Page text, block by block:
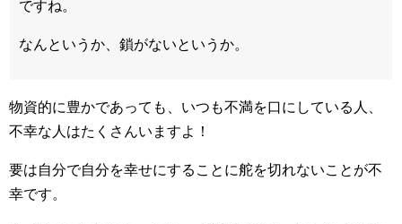
ですね。
なんというか、鎖がないというか。
物資的に豊かであっても、いつも不満を口にしている人、
不幸な人はたくさんいますよ！
要は自分で自分を幸せにすることに舵を切れないことが不
幸です。